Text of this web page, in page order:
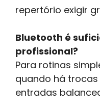
repertório exigir
Bluetooth é
profissional?
Para rotinas
quando há
entradas